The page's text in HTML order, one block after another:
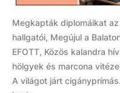
Megkapták diplomáikat
hallgatói, Megújul a
EFOTT, Közös kalandra
hölgyek és marcona
A világot járt